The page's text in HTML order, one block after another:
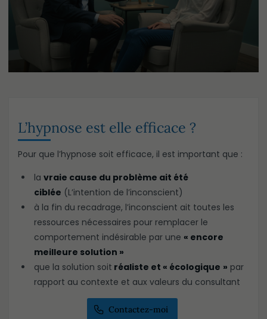
L’hypnose est elle efficace ?
Pour que l’hypnose soit efficace, il est important que :
lavraie cause du problème ait été
ciblée (L’intention de l’inconscient)
à la fin du recadrage, l’inconscient ait toutes les
ressources nécessaires pour remplacer le
comportement indésirable par une« encore
meilleure solution »
que la solution soit réaliste et « écologique » par
rapport au contexte et aux valeurs du consultant
Contactez-moi